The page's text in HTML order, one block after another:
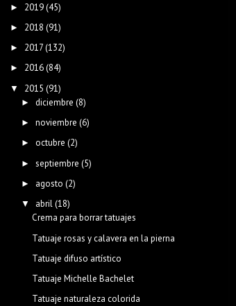
► 2019(45)
► 2018 (91)
► 2017(132)
► 2016(84)
▼ 2015 (91)
► diciembre (8)
► noviembre (6)
► octubre (2)
► septiembre (5)
► agosto (2)
▼ abril (18)
Crema para borrar tatuajes
Tatuaje rosas y calavera en la pierna
Tatuaje difuso artístico
Tatuaje Michelle Bachelet
Tatuaje naturaleza colorida